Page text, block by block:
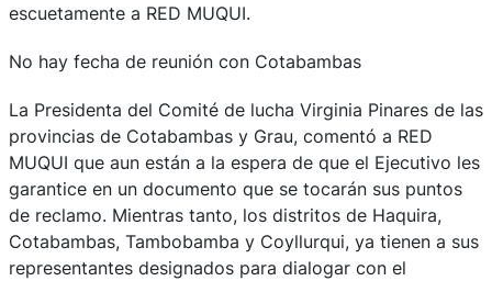
escuetamente a RED MUQUI.
No hay fecha de reunión con Cotabambas
La Presidenta del Comité de lucha Virginia Pinares de las
provincias de Cotabambas y Grau, comentó a RED
MUQUI que aun están a la espera de que el Ejecutivo les
garantice en un documento que se tocarán sus puntos
de reclamo. Mientras tanto, los distritos de Haquira,
Cotabambas, Tambobamba y Coyllurqui, ya tienen a sus
representantes designados para dialogar con el